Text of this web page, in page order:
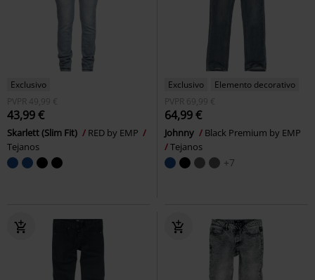
Exclusivo
PVPR 49,99 €
43,99 €
Skarlett (Slim Fit)
RED by EMP
Tejanos
Exclusivo
Elemento decorativo
PVPR 69,99 €
64,99 €
Johnny
Black Premium by EMP
Tejanos
+7